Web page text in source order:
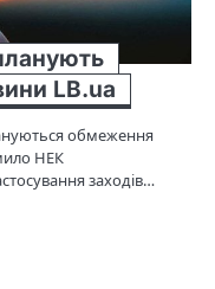
LB.ua
обмеження
НЕК
заходів…